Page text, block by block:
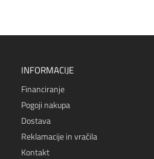
INFORMACIJE
Financiranje
Pogoji nakupa
Dostava
Reklamacije in vračila
Kontakt